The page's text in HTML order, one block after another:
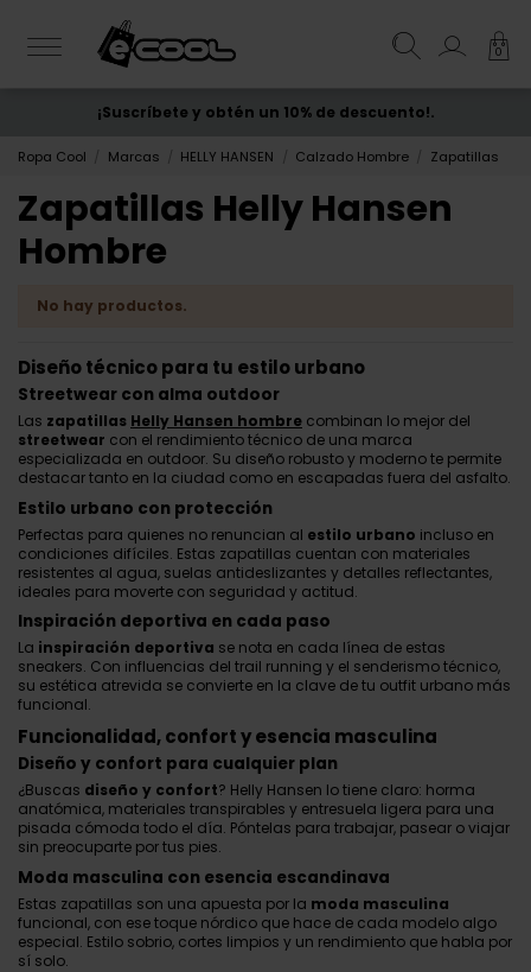
0
ENVÍO GRATIS desde 50€
¡Suscríbete y obtén un 10% de descuento!.
Ropa Cool Marcas HELLY HANSEN Calzado Hombre Zapatillas
Zapatillas Helly Hansen
Hombre
No hay productos.
Diseño técnico para tu estilo urbano
Streetwear con alma outdoor
Las zapatillas Helly Hansen hombre combinan lo mejor del
streetwear con el rendimiento técnico de una marca
especializada en outdoor. Su diseño robusto y moderno te permite
destacar tanto en la ciudad como en escapadas fuera del asfalto.
Estilo urbano con protección
Perfectas para quienes no renuncian al estilo urbano incluso en
condiciones difíciles. Estas zapatillas cuentan con materiales
resistentes al agua, suelas antideslizantes y detalles reflectantes,
ideales para moverte con seguridad y actitud.
Inspiración deportiva en cada paso
La inspiración deportiva se nota en cada línea de estas
sneakers. Con influencias del trail running y el senderismo técnico,
su estética atrevida se convierte en la clave de tu outfit urbano más
funcional.
Funcionalidad, confort y esencia masculina
Diseño y confort para cualquier plan
¿Buscas diseño y confort? Helly Hansen lo tiene claro: horma
anatómica, materiales transpirables y entresuela ligera para una
pisada cómoda todo el día. Póntelas para trabajar, pasear o viajar
sin preocuparte por tus pies.
Moda masculina con esencia escandinava
Estas zapatillas son una apuesta por la moda masculina
funcional, con ese toque nórdico que hace de cada modelo algo
especial. Estilo sobrio, cortes limpios y un rendimiento que habla por
sí solo.